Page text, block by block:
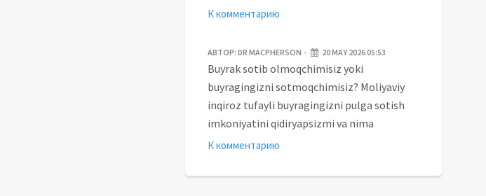
К комментарию
АВТОР: DR MACPHERSON 20 MAY 2026 05:53
Buyrak sotib olmoqchimisiz yoki
buyragingizni sotmoqchimisiz? Moliyaviy
inqiroz tufayli buyragingizni pulga sotish
imkoniyatini qidiryapsizmi va nima
К комментарию